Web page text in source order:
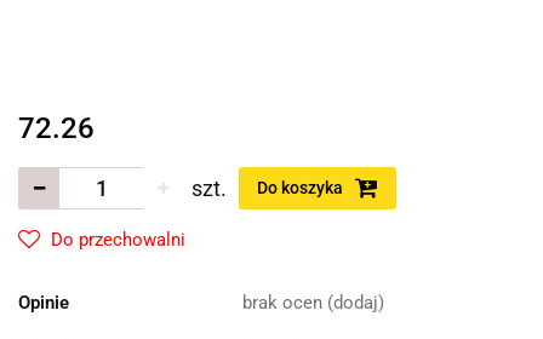
72.26
szt. Do koszyka
Do przechowalni
Opinie brak ocen (dodaj)